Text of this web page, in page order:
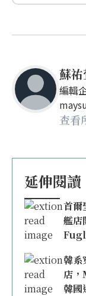
蘇祐
編輯
查看
延伸閱讀
首爾
艦店
韓系
店
韓國